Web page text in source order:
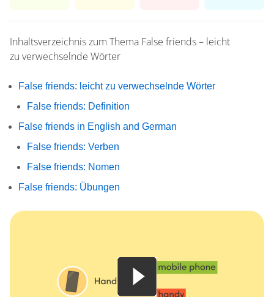
Inhaltsverzeichnis zum Thema False friends – leicht
zu verwechselnde Wörter
False friends: leicht zu verwechselnde Wörter
False friends: Definition
False friends in English and German
False friends: Verben
False friends: Nomen
False friends: Übungen